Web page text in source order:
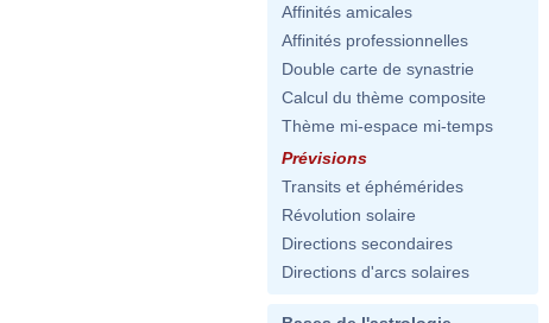
Affinités amicales
Affinités professionnelles
Double carte de synastrie
Calcul du thème composite
Thème mi-espace mi-temps
Prévisions
Transits et éphémérides
Révolution solaire
Directions secondaires
Directions d'arcs solaires